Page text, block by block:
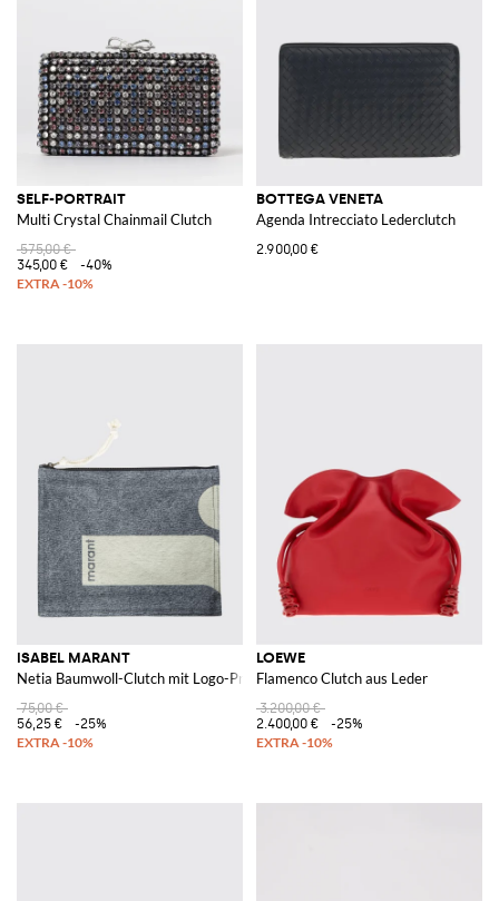
SELF-PORTRAIT
Multi Crystal Chainmail Clutch
575,00 €
345,00 €
-40%
BOTTEGA VENETA
Agenda Intrecciato Lederclutch
2.900,00 €
ISABEL MARANT
Netia Baumwoll-Clutch mit Logo-Print
75,00 €
56,25 €
-25%
LOEWE
Flamenco Clutch aus Leder
3.200,00 €
2.400,00 €
-25%